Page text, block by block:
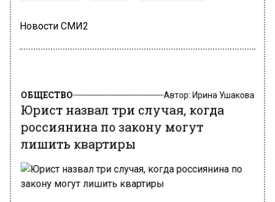
Новости СМИ2
ОБЩЕСТВО Автор:Ирина Ушакова
Юрист назвал три случая, когда
россиянина по закону могут
лишить квартиры